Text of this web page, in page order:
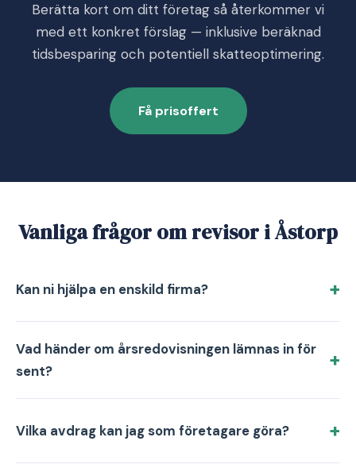
Berätta kort om ditt företag så återkommer vi
med ett konkret förslag — inklusive beräknad
tidsbesparing och potentiell skatteoptimering.
Få prisoffert
Vanliga frågor om revisor i Åstorp
Kan ni hjälpa en enskild firma?
Vad händer om årsredovisningen lämnas in för
sent?
Vilka avdrag kan jag som företagare göra?